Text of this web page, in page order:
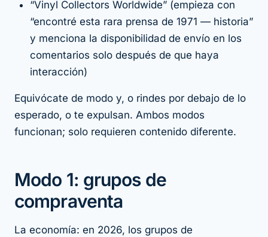
“Vinyl Collectors Worldwide” (empieza con
“encontré esta rara prensa de 1971 — historia”
y menciona la disponibilidad de envío en los
comentarios solo después de que haya
interacción)
Equivócate de modo y, o rindes por debajo de lo
esperado, o te expulsan. Ambos modos
funcionan; solo requieren contenido diferente.
Modo 1: grupos de
compraventa
La economía: en 2026, los grupos de